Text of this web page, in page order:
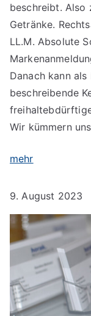
beschreibt. Also
Getränke.
LL.M. Absolute
Danach kann
beschreibende
Wir kümmern
mehr
9. August 2023